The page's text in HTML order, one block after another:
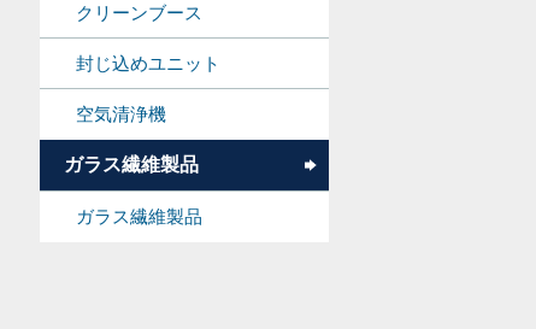
クリーンブース
封じ込めユニット
空気清浄機
ガラス繊維製品
ガラス繊維製品